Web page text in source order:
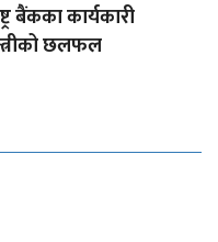
बैंकका कार्यकारी
छलफल